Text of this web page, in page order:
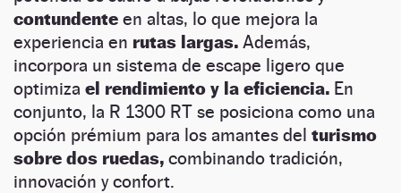
contundente en altas, lo que mejora la
experiencia en rutas largas. Además,
incorpora un sistema de escape ligero que
optimiza el rendimiento y la eficiencia. En
conjunto, la R 1300 RT se posiciona como una
opción prémium para los amantes del turismo
sobre dos ruedas, combinando tradición,
innovación y confort.